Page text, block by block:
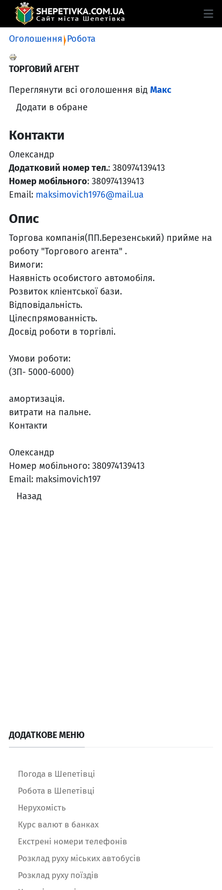
Оголошення Робота
ТОРГОВИЙ АГЕНТ
Переглянути всі оголошення від Макс
Додати в обране
Контакти
Олександр
Додатковий номер тел.: 380974139413
Номер мобільного: 380974139413
Email: maksimovich1976@mail.ua
Опис
Торгова компанія(ПП.Березенський) прийме на
роботу "Торгового агента" .
Вимоги:
Наявність особистого автомобіля.
Розвиток кліентської бази.
Відповідальність.
Цілеспрямованність.
Досвід роботи в торгівлі.
Умови роботи:
(ЗП- 5000-6000)
амортизація.
витрати на пальне.
Контакти
Олександр
Номер мобільного: 380974139413
Email: maksimovich197
Назад
ДОДАТКОВЕ МЕНЮ
Погода в Шепетівці
Робота в Шепетівці
Нерухомість
Курс валют в банках
Екстрені номери телефонів
Розклад руху міських автобусів
Розклад руху поїздів